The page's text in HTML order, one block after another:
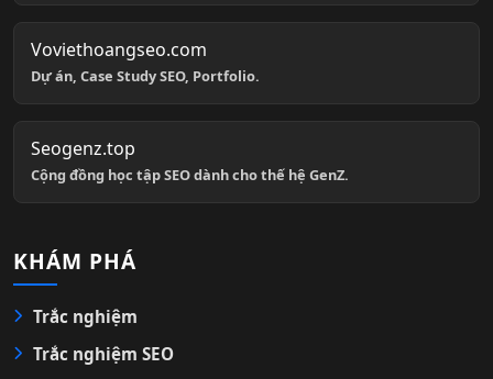
Voviethoangseo.com
Dự án, Case Study SEO, Portfolio.
Seogenz.top
Cộng đồng học tập SEO dành cho thế hệ GenZ.
KHÁM PHÁ
Trắc nghiệm
Trắc nghiệm SEO